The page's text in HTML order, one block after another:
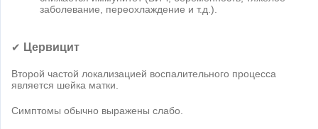
заболевание, переохлаждение и т.д.).
✔ Цервицит
Второй частой локализацией воспалительного процесса
является шейка матки.
Симптомы обычно выражены слабо.